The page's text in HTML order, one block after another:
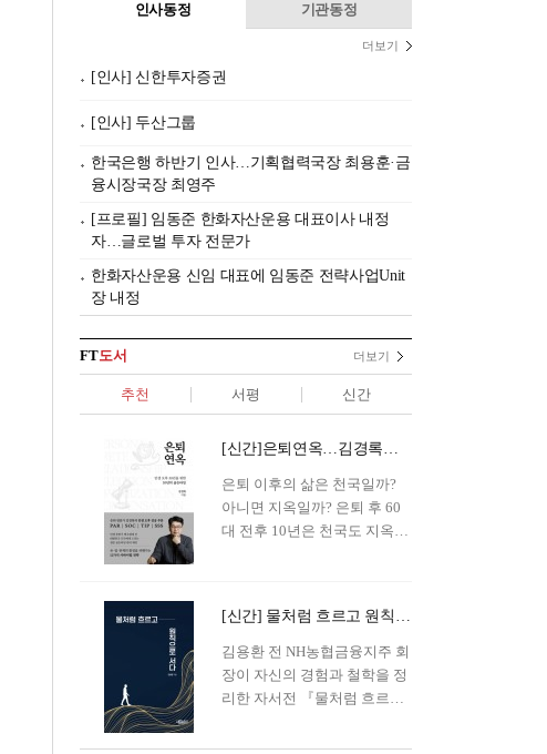
인사동정 기관동정
더보기
[인사] 신한투자증권
[인사] 두산그룹
한국은행 하반기 인사…기획협력국장 최용훈·금
융시장국장 최영주
[프로필] 임동준 한화자산운용 대표이사 내정
자…글로벌 투자 전문가
한화자산운용 신임 대표에 임동준 전략사업Unit
장 내정
FT도서 더보기
추천 서평 신간
[신간]은퇴연옥…김경록의 은퇴 후 삶의 나침반
은퇴 이후의 삶은 천국일까?
아니면 지옥일까? 은퇴 후 60
대 전후 10년은 천국도 지옥도
은퇴 설계를 가이드해 온 김경
록 옵투스자산운용의 고문이
신간 『은퇴연옥』을 내놓았
다.단테는 지옥을 '모든 희망을
[신간] 물처럼 흐르고 원칙으로 서다…김용환의 통찰을 담다
김용환 전 NH농협금융지주 회
장이 자신의 경험과 철학을 정
리한 자서전 『물처럼 흐르고
통 관료 출신으로 한국 금융의